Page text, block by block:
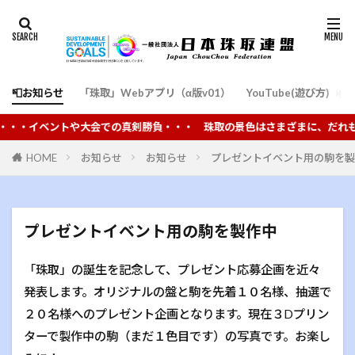
📮お知らせ 「珠取」Webアプリ（α版v01） YouTube(遊び方)
トや大会での真剣勝負・・・ 珠取の景色はさまざまに、だれもが楽し
HOME お知らせ お知らせ プレゼントイベント用の駒を
プレゼントイベント用の駒を製作中
「珠取」の誕生を記念して、プレゼント応募企画を近々
発表します。オリジナルの盤と駒を先着１０名様、抽選で
２０名様へのプレゼント企画となります。現在３Dプリン
ターで製作中の駒（まだ１色目です）の写真です。お楽し